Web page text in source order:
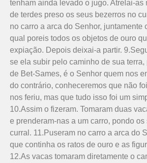
tenham ainda levado o jugo. Atrelai-as
de terdes preso os seus bezerros no
no carro a arca do Senhor, juntamente
qual poreis todos os objetos de ouro
expiação. Depois deixai-a partir.
se ela subir pelo caminho de sua
de Bet-Sames, é o Senhor quem nos
do contrário, conheceremos que não
nos feriu, mas que tudo isso foi um
10.Assim o fizeram. Tomaram duas
e prenderam-nas a um carro, pondo
curral. 11.Puseram no carro a arca do
que continha os ratos de ouro e as
12.As vacas tomaram diretamente o